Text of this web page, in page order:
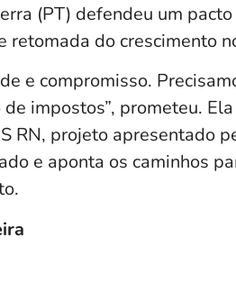
(PT) defendeu um
do crescimento
e compromisso.
impostos”, prometeu.
RN, projeto apresentado
e aponta os caminhos